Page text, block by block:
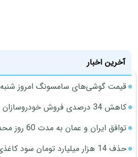
آخرین اخبار
قیمت گوشی‌های سامسونگ امروز شنبه 17 مرداد 1405
کاهش 34 درصدی فروش خودروسازان داخلی در 4 ماه
توافق ایران و عمان به مدت 60 روز محدود خواهد بود
حذف 14 هزار میلیارد تومان سود کاغذی بانک صادرات